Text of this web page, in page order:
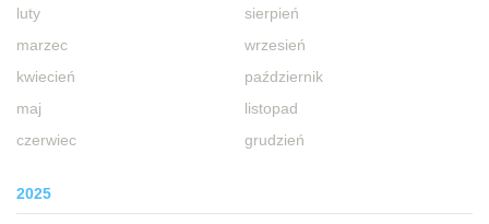
luty
marzec
kwiecień
maj
czerwiec
sierpień
wrzesień
październik
listopad
grudzień
2025